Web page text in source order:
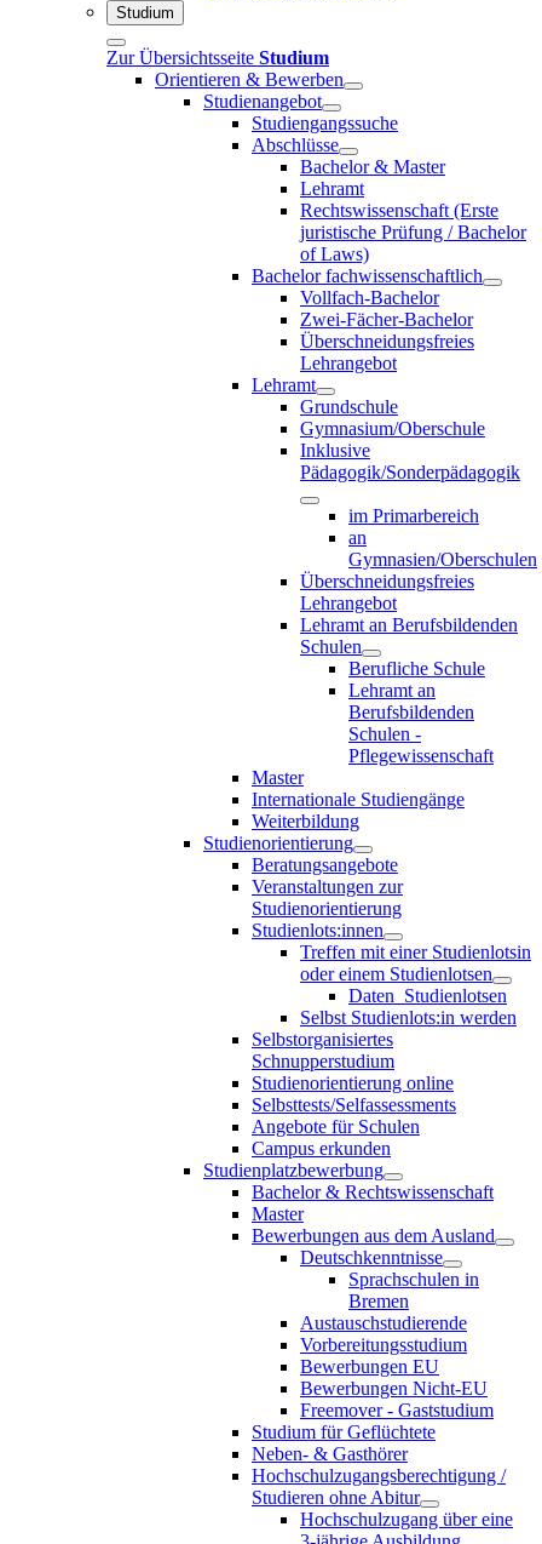
Studium
Zur Übersichtsseite Studium
Orientieren & Bewerben
Studienangebot
Studiengangssuche
Abschlüsse
Bachelor & Master
Lehramt
Rechtswissenschaft (Erste
juristische Prüfung / Bachelor
of Laws)
Bachelor fachwissenschaftlich
Vollfach-Bachelor
Zwei-Fächer-Bachelor
Überschneidungsfreies
Lehrangebot
Lehramt
Grundschule
Gymnasium/Oberschule
Inklusive
Pädagogik/Sonderpädagogik
im Primarbereich
an
Gymnasien/Oberschulen
Überschneidungsfreies
Lehrangebot
Lehramt an Berufsbildenden
Schulen
Berufliche Schule
Lehramt an
Berufsbildenden
Schulen -
Pflegewissenschaft
Master
Internationale Studiengänge
Weiterbildung
Studienorientierung
Beratungsangebote
Veranstaltungen zur
Studienorientierung
Studienlots:innen
Treffen mit einer Studienlotsin
oder einem Studienlotsen
Daten_Studienlotsen
Selbst Studienlots:in werden
Selbstorganisiertes
Schnupperstudium
Studienorientierung online
Selbsttests/Selfassessments
Angebote für Schulen
Campus erkunden
Studienplatzbewerbung
Bachelor & Rechtswissenschaft
Master
Bewerbungen aus dem Ausland
Deutschkenntnisse
Sprachschulen in
Bremen
Austauschstudierende
Vorbereitungsstudium
Bewerbungen EU
Bewerbungen Nicht-EU
Freemover - Gaststudium
Studium für Geflüchtete
Neben- & Gasthörer
Hochschulzugangsberechtigung /
Studieren ohne Abitur
Hochschulzugang über eine